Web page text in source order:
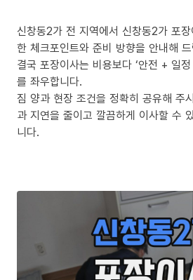
신창동2가 전 지역에서 신창동2가 포
한 체크포인트와 준비 방향을 안내해
결국 포장이사는 비용보다 ‘안전 + 일
를 좌우합니다.
짐 양과 현장 조건을 정확히 공유해 주
과 지연을 줄이고 깔끔하게 이사할 수
니다.